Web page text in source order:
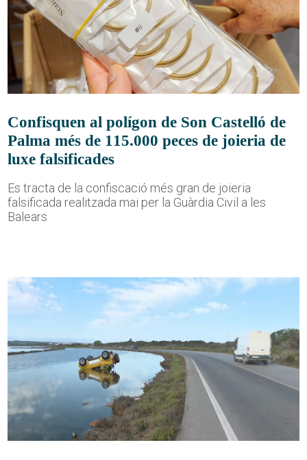
Confisquen al polígon de Son Castelló de
Palma més de 115.000 peces de joieria de
luxe falsificades
Es tracta de la confiscació més gran de joieria
falsificada realitzada mai per la Guàrdia Civil a les
Balears